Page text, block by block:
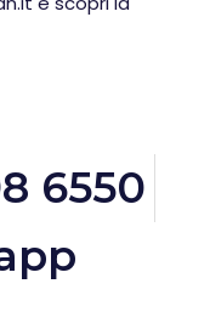
6550